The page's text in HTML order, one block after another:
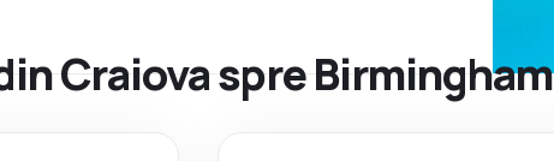
Craiova spre Birmingham